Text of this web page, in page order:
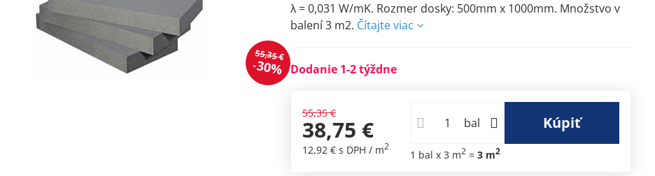
55,35 €
30%
λ = 0,031 W/mK. Rozmer dosky: 500mm x 1000mm. Množstvo v
balení 3 m2. Čítajte viac
Dodanie 1-2 týždne
55,35 €
38,75 €
12,92 € s DPH / m2
bal Kúpiť
1 balx 3 m2 =3 m2